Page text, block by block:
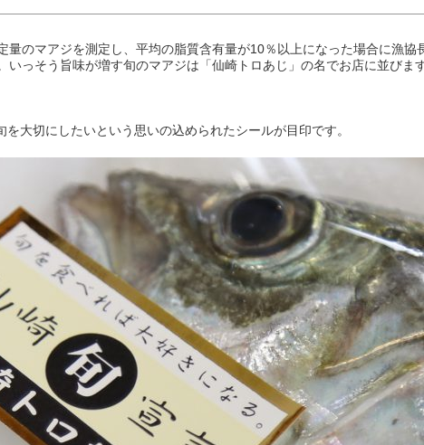
のマアジを測定し、平均の脂質含有量が10％以上になった場合に漁協
っそう旨味が増す旬のマアジは「仙崎トロあじ」の名でお店に並びます
大切にしたいという思いの込められたシールが目印です。